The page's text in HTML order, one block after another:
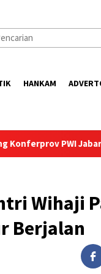
HANKAM
Bos Ayo Media
Wihaji
Berjalan